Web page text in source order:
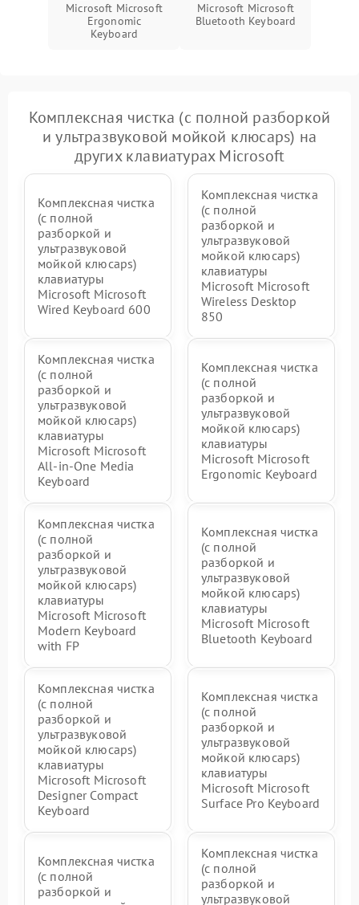
Microsoft Microsoft
Ergonomic
Keyboard
Microsoft Microsoft
Bluetooth Keyboard
Комплексная чистка (с полной разборкой
и ультразвуковой мойкой клюcaps) на
других клавиатурах Microsoft
Комплексная чистка
(с полной
разборкой и
ультразвуковой
мойкой клюcaps)
клавиатуры
Microsoft Microsoft
Wired Keyboard 600
Комплексная чистка
(с полной
разборкой и
ультразвуковой
мойкой клюcaps)
клавиатуры
Microsoft Microsoft
Wireless Desktop
850
Комплексная чистка
(с полной
разборкой и
ультразвуковой
мойкой клюcaps)
клавиатуры
Microsoft Microsoft
All-in-One Media
Keyboard
Комплексная чистка
(с полной
разборкой и
ультразвуковой
мойкой клюcaps)
клавиатуры
Microsoft Microsoft
Ergonomic Keyboard
Комплексная чистка
(с полной
разборкой и
ультразвуковой
мойкой клюcaps)
клавиатуры
Microsoft Microsoft
Modern Keyboard
with FP
Комплексная чистка
(с полной
разборкой и
ультразвуковой
мойкой клюcaps)
клавиатуры
Microsoft Microsoft
Bluetooth Keyboard
Комплексная чистка
(с полной
разборкой и
ультразвуковой
мойкой клюcaps)
клавиатуры
Microsoft Microsoft
Designer Compact
Keyboard
Комплексная чистка
(с полной
разборкой и
ультразвуковой
мойкой клюcaps)
клавиатуры
Microsoft Microsoft
Surface Pro Keyboard
Комплексная чистка
(с полной
разборкой и
Комплексная чистка
(с полной
разборкой и
ультразвуковой